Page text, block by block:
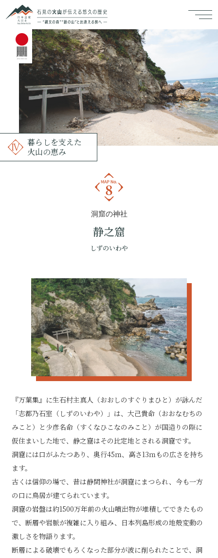
暮らしを支えた
火山の恵み
洞窟の神社
静之窟
しずのいわや
『万葉集』に生石村主真人（おおしのすぐりまひと）が詠んだ
「志都乃石室（しずのいわや）」は、大己貴命（おおなむちの
みこと）と少彦名命（すくなひこなのみこと）が国造りの際に
仮住まいした地で、静之窟はその比定地とされる洞窟です。
洞窟には口がふたつあり、奥行45ｍ、高さ13ｍもの広さを持ち
ます。
古くは信仰の場で、昔は静間神社が洞窟にまつられ、 今も一方
の口に鳥居が建てられています。
洞窟の岩盤は約1500万年前の火山噴出物が堆積してできたもの
で、 断層や岩脈が複雑に入り組み、日本列島形成の地殻変動の
激しさを物語ります。
断層による破壊でもろくなった部分が波に削られたことで、 洞